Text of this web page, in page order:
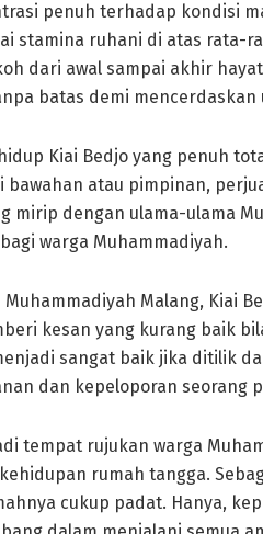
penuh terhadap kondisi
stamina ruhani di atas rata-
dari awal sampai akhir
batas demi mencerdaskan
Kiai Bedjo yang penuh
atau pimpinan,
mirip dengan ulama-ulama
warga Muhammadiyah.
Malang, Kiai
kesan yang kurang baik
sangat baik jika ditilik
dan kepeloporan seorang
tempat rujukan warga
rumah tangga.
cukup padat. Hanya,